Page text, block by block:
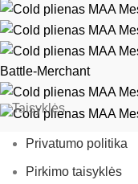
Battle-Merchant
Taisyklės
Privatumo politika
Pirkimo taisyklės